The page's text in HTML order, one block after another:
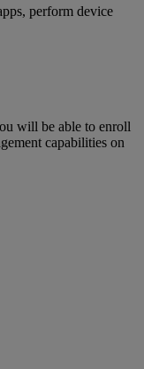
perform device
will be able to enroll
capabilities on